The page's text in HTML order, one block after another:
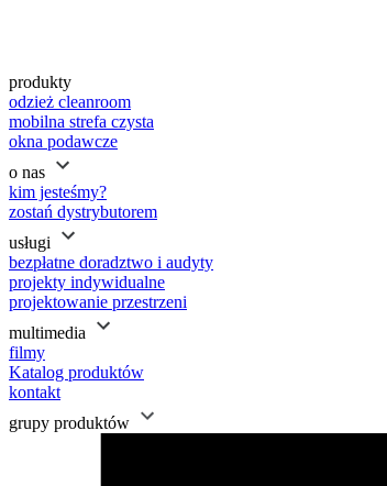
produkty
odzież cleanroom
mobilna strefa czysta
okna podawcze
o nas
kim jesteśmy?
zostań dystrybutorem
usługi
bezpłatne doradztwo i audyty
projekty indywidualne
projektowanie przestrzeni
multimedia
filmy
Katalog produktów
kontakt
grupy produktów